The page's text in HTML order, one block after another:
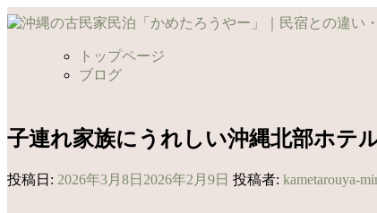
コ
ン
ス
キ
プ
トップページ
ブログ
子連れ家族にうれしい沖縄北部ホテ
投稿日: 2026年3月8日 2026年2月9日 投稿者: kametarouya-